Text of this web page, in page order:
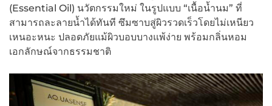
(Essential Oil) นวัตกรรมใหม่ ในรูปแบบ “เนื้อน้ำนม” ที่
สามารถละลายน้ำได้ทันที ซึมซาบสู่ผิวรวดเร็วโดยไม่เหนียว
เหนอะหนะ ปลอดภัยแม้ผิวบอบบางแพ้ง่าย พร้อมกลิ่นหอม
เอกลักษณ์จากธรรมชาติ